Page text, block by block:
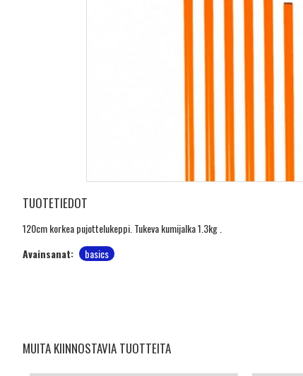
TUOTETIEDOT
120cm korkea pujottelukeppi. Tukeva kumijalka 1.3kg .
Avainsanat:
basics
MUITA KIINNOSTAVIA TUOTTEITA